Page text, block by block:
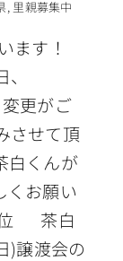
, 里親募集中
ます！
更がご
させて頂
白くんが
くお願い
位 茶白
)譲渡会の